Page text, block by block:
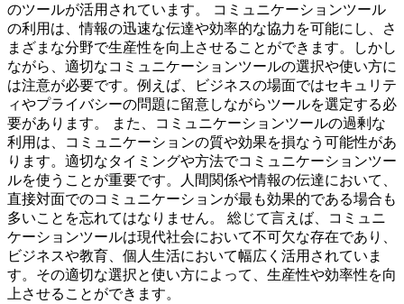
のツールが活用されています。 コミュニケーションツール
の利用は、情報の迅速な伝達や効率的な協力を可能にし、さ
まざまな分野で生産性を向上させることができます。しかし
ながら、適切なコミュニケーションツールの選択や使い方に
は注意が必要です。例えば、ビジネスの場面ではセキュリテ
ィやプライバシーの問題に留意しながらツールを選定する必
要があります。 また、コミュニケーションツールの過剰な
利用は、コミュニケーションの質や効果を損なう可能性があ
ります。適切なタイミングや方法でコミュニケーションツー
ルを使うことが重要です。人間関係や情報の伝達において、
直接対面でのコミュニケーションが最も効果的である場合も
多いことを忘れてはなりません。 総じて言えば、コミュニ
ケーションツールは現代社会において不可欠な存在であり、
ビジネスや教育、個人生活において幅広く活用されていま
す。その適切な選択と使い方によって、生産性や効率性を向
上させることができます。